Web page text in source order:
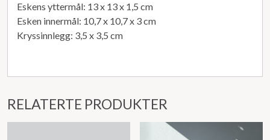
Eskens yttermål: 13 x 13 x 1,5 cm
Esken innermål: 10,7 x 10,7 x 3 cm
Kryssinnlegg: 3,5 x 3,5 cm
RELATERTE PRODUKTER